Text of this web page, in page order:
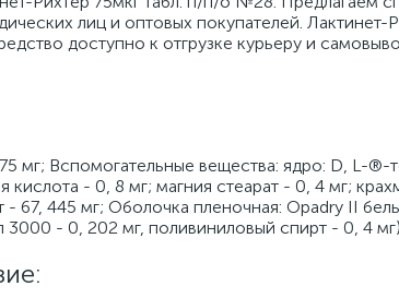
лиц и оптовых покупателей.
доступно к отгрузке курьеру и
мг; Вспомогательные вещества: ядро: D, L-
- 0, 8 мг; магния стеарат - 0, 4 мг;
67, 445 мг; Оболочка пленочная: Opadry II
3000 - 0, 202 мг, поливиниловый спирт - 0, 4